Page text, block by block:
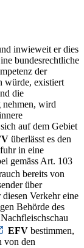
inwieweit er dies
bundesrechtliche
der
würde, existiert
die
nehmen, wird
auf dem Gebiet
überlässt es den
in eine
gemäss Art. 103
bereits von
über
Verkehr eine
Behörde des
EFV bestimmen,
von den